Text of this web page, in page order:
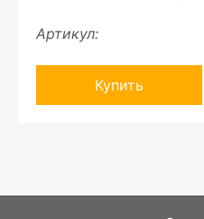
Артикул:
Купить